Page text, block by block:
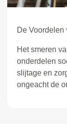
De Voordelen
Het smeren
onderdelen
slijtage en
ongeacht de